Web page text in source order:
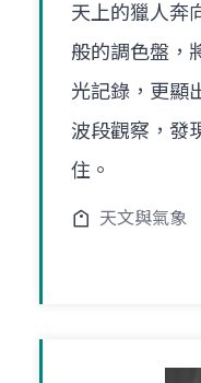
天上的獵人奔
般的調色盤，
光記錄，更顯
波段觀察，發
住。
天文與氣象